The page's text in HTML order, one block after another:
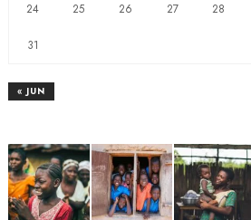
24 25 26 27 28
31
« JUN